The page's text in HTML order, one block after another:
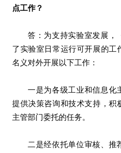
点工作？
答：为支持实验室发展，
了实验室日常运行可开展的工
名义对外开展以下工作：
一是为各级工业和信息化
提供决策咨询和技术支持，积
主管部门委托的任务。
二是经依托单位审核、推